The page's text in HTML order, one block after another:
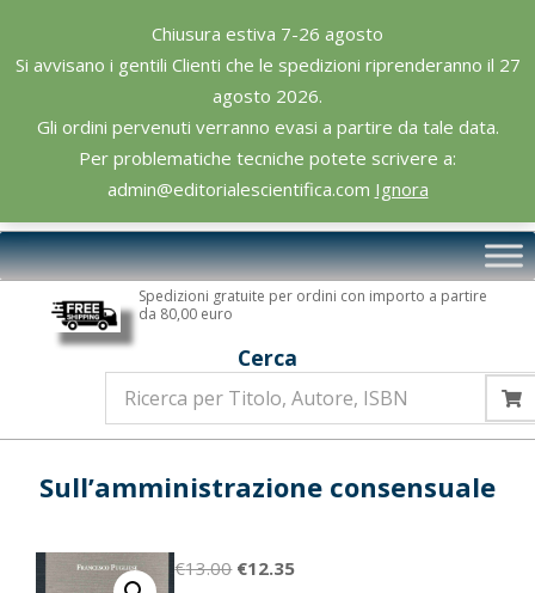
Chiusura estiva 7-26 agosto
Si avvisano i gentili Clienti che le spedizioni riprenderanno il 27
agosto 2026.
Gli ordini pervenuti verranno evasi a partire da tale data.
Per problematiche tecniche potete scrivere a:
admin@editorialescientifica.com Ignora
content
Editoriale
Scientifica
Primary
Navigation
Spedizioni gratuite per ordini con importo a partire
da 80,00 euro
Cerca
Sull’amministrazione consensuale
€13.00 Il
€12.35Il